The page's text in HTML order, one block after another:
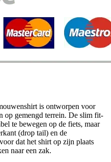
is ontworpen voor
op gemengd terrein. De slim fit-
te bewegen op de fiets, maar
(drop tail) en de
dat het shirt op zijn plaats
naar een zak.